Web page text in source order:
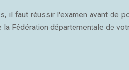
il faut réussir l'examen avant de
la Fédération départementale de